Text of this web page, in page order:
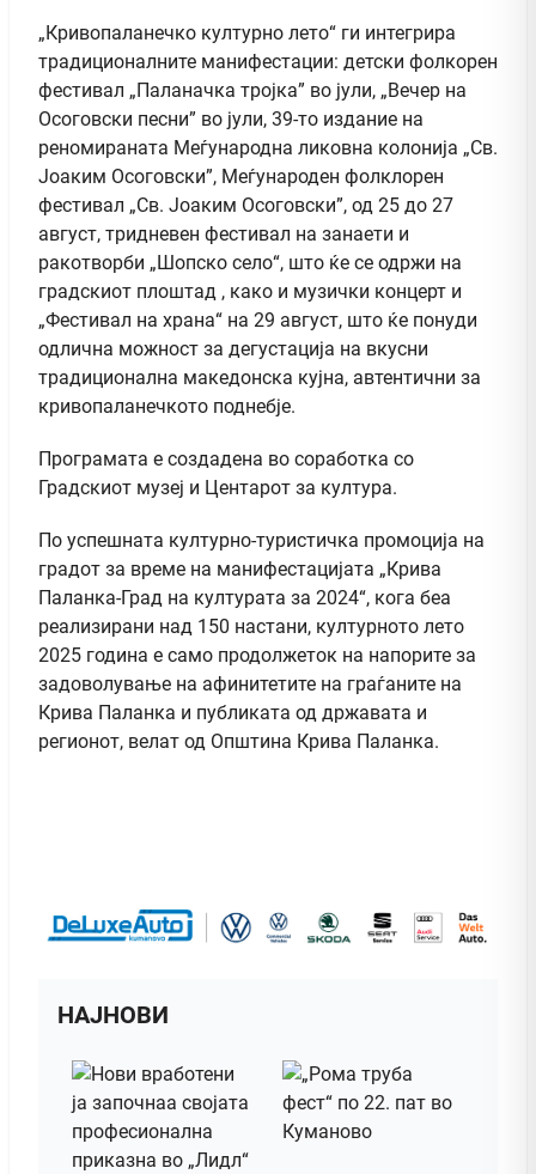
„Кривопаланечко културно лето“ ги интегрира
традиционалните манифестации: детски фолкорен
фестивал „Паланачка тројка” во јули, „Вечер на
Осоговски песни” во јули, 39-то издание на
реномираната Меѓународна ликовна колонија „Св.
Јоаким Осоговски”, Меѓународен фолклорен
фестивал „Св. Јоаким Осоговски”, од 25 до 27
август, тридневен фестивал на занаети и
ракотворби „Шопско село“, што ќе се одржи на
градскиот плоштад , како и музички концерт и
„Фестивал на храна“ на 29 август, што ќе понуди
одлична можност за дегустација на вкусни
традиционалнa македонскa кујна, автентични за
кривопаланечкото поднебје.
Програмата е создадена во соработка со
Градскиот музеј и Центарот за култура.
По успешната културно-туристичка промоција на
градот за време на манифестацијата „Крива
Паланка-Град на културата за 2024“, кога беа
реализирани над 150 настани, културното лето
2025 година е само продолжеток на напорите за
задоволување на афинитетите на граѓаните на
Крива Паланка и публиката од државата и
регионот, велат од Општина Крива Паланка.
НАЈНОВИ